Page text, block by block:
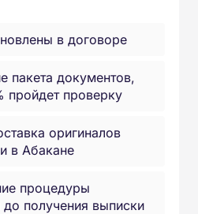
в договоре
пакета документов,
пройдет проверку
оригиналов
в Абакане
процедуры
до получения выписки